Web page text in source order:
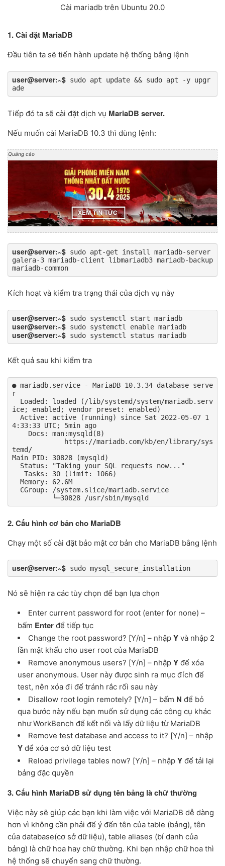
Cài mariadb trên Ubuntu 20.0
1. Cài đặt MariaDB
Đầu tiên ta sẽ tiến hành update hệ thống bằng lệnh
user@server:~$ sudo apt update && sudo apt -y upgr
ade
Tiếp đó ta sẽ cài đặt dịch vụ MariaDB server.
Nếu muốn cài MariaDB 10.3 thì dùng lệnh:
Quảng cáo
user@server:~$ sudo apt-get install mariadb-server
galera-3 mariadb-client libmariadb3 mariadb-backup
mariadb-common
Kích hoạt và kiểm tra trạng thái của dịch vụ này
user@server:~$ sudo systemctl start mariadb
user@server:~$ sudo systemctl enable mariadb
user@server:~$ sudo systemctl status mariadb
Kết quả sau khi kiểm tra
● mariadb.service - MariaDB 10.3.34 database serve
r
ice; enabled; vendor preset: enabled)
4:33:33 UTC; 5min ago
temd/
Main PID: 30828 (mysqld)
          └─30828 /usr/sbin/mysqld
2. Cấu hình cơ bản cho MariaDB
Chạy một số cài đặt bảo mật cơ bản cho MariaDB bằng lệnh
user@server:~$ sudo mysql_secure_installation
Nó sẽ hiện ra các tùy chọn để bạn lựa chọn
Enter current password for root (enter for none) –
bấm Enter để tiếp tục
Change the root password? [Y/n] – nhập Y và nhập 2
lần mật khẩu cho user root của MariaDB
Remove anonymous users? [Y/n] – nhập Y để xóa
user anonymous. User này được sinh ra mục đích để
test, nên xóa đi để tránh rắc rối sau này
Disallow root login remotely? [Y/n] – bấm N để bỏ
qua bước này nếu bạn muốn sử dụng các công cụ khác
như WorkBench để kết nối và lấy dữ liệu từ MariaDB
Remove test database and access to it? [Y/n] – nhập
Y để xóa cơ sở dữ liệu test
Reload privilege tables now? [Y/n] – nhập Y để tải lại
bảng đặc quyền
3. Cấu hình MariaDB sử dụng tên bảng là chữ thường
Việc này sẽ giúp các bạn khi làm việc với MariaDB dễ dàng
hơn vì không cần phải để ý đến tên của table (bảng), tên
của database(cơ sở dữ liệu), table aliases (bí danh của
bảng) là chữ hoa hay chữ thường. Khi bạn nhập chữ hoa thì
hệ thống sẽ chuyển sang chữ thường.